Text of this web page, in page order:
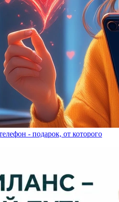
- подарок, от которого